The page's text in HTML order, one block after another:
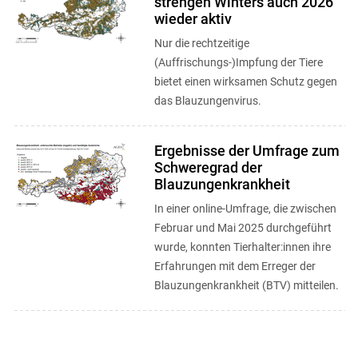
wieder aktiv
Nur die rechtzeitige
(Auffrischungs-)Impfung der Tiere
bietet einen wirksamen Schutz gegen
das Blauzungenvirus.
Ergebnisse der Umfrage zum
Schweregrad der
Blauzungenkrankheit
In einer online-Umfrage, die zwischen
Februar und Mai 2025 durchgeführt
wurde, konnten Tierhalter:innen ihre
Erfahrungen mit dem Erreger der
Blauzungenkrankheit (BTV) mitteilen.